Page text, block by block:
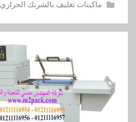
ماكينات تغليف بالشرنك الحراري